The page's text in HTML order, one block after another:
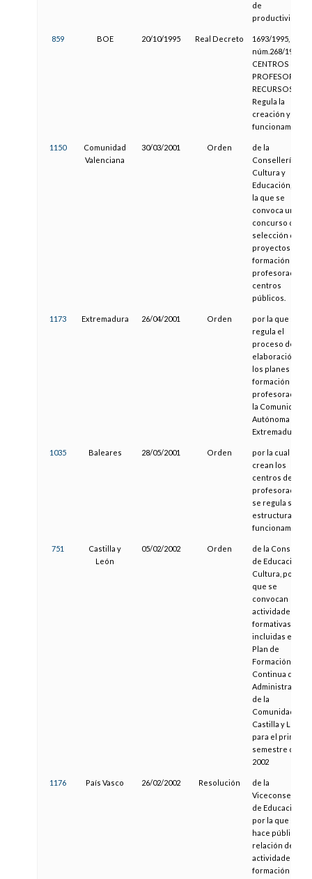
de
productividad
859 BOE 20/10/1995 Real Decreto
1693/1995,
núm.268/1995,
CENTROS DE
PROFESORES Y
RECURSOS.
Regula la
creación y el
funcionamiento.
1150
Comunidad
Valenciana
30/03/2001 Orden
de la
Consellería de
Cultura y
Educación, por
la que se
convoca un
concurso de
selección de
proyectos de
formación del
profesorado en
centros
públicos.
1173 Extremadura 26/04/2001 Orden
por la que se
regula el
proceso de
elaboración de
los planes de
formación del
profesorado de
la Comunidad
Autónoma de
Extremadura.
1035 Baleares 28/05/2001 Orden
por la cual se
crean los
centros de
profesorado y
se regula su
estructura y
funcionamiento.
751
Castilla y
León
05/02/2002 Orden
de la Consejería
de Educación y
Cultura, por la
que se
convocan
actividades
formativas
incluidas en el
Plan de
Formación
Continua de la
Administración
de la
Comunidad de
Castilla y León
para el primer
semestre de
2002
1176 País Vasco 26/02/2002 Resolución
de la
Viceconsejera
de Educación,
por la que se
hace pública la
relación de
actividades de
formación del